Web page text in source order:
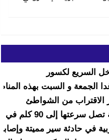
السريع لكسور
الجمعة و السبت بهذه
من الشواطئ
في الساعة بعدة مناطق بالمملكة